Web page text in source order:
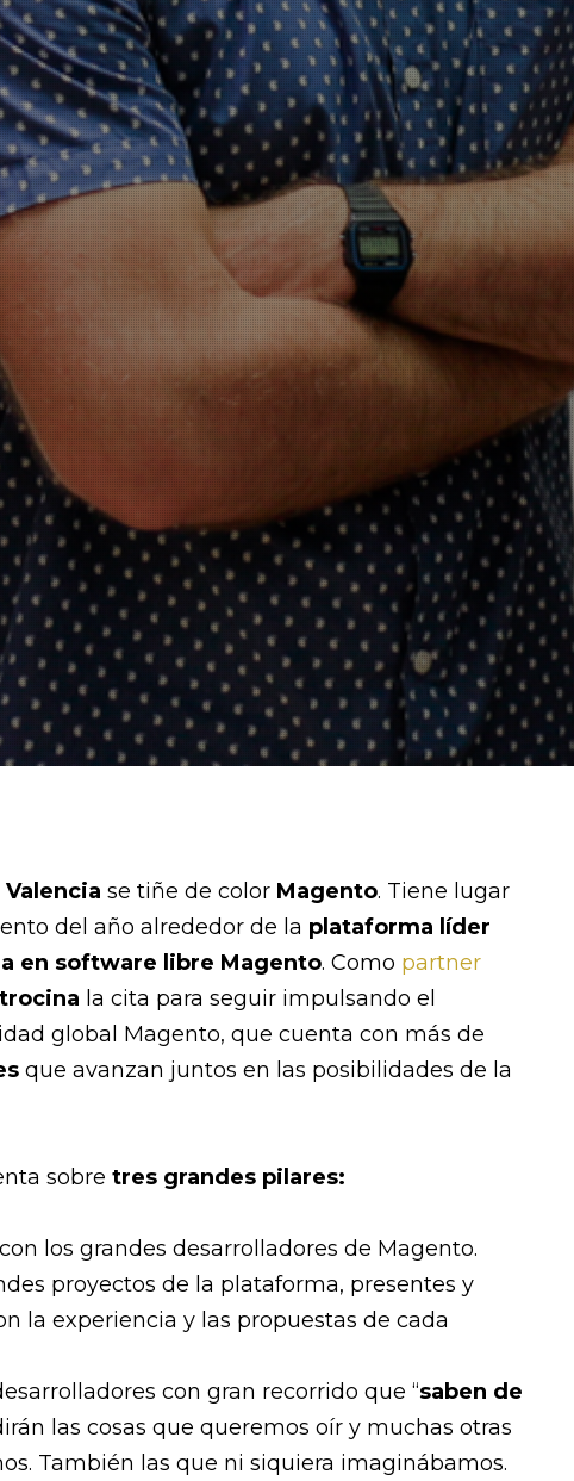
Valencia se tiñe de color Magento. Tiene lugar
del año alrededor de la plataforma líder
en software libre Magento. Como partner
la cita para seguir impulsando el
global Magento, que cuenta con más de
que avanzan juntos en las posibilidades de la
sobre tres grandes pilares:
con los grandes desarrolladores de Magento.
proyectos de la plataforma, presentes y
la experiencia y las propuestas de cada
con gran recorrido que “saben de
las cosas que queremos oír y muchas otras
También las que ni siquiera imaginábamos.